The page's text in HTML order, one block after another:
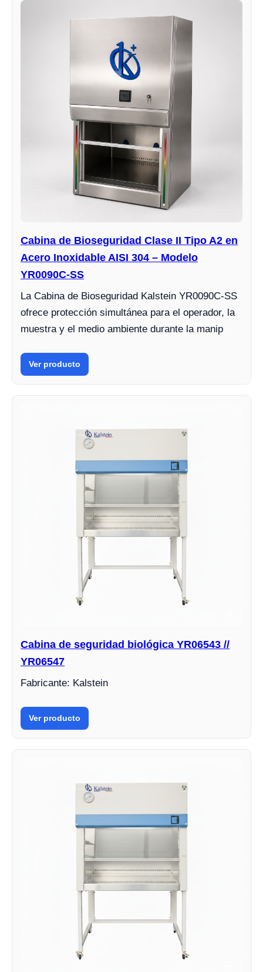
Cabina de Bioseguridad Clase II Tipo A2 en
Acero Inoxidable AISI 304 – Modelo
YR0090C-SS
La Cabina de Bioseguridad Kalstein YR0090C-SS
ofrece protección simultánea para el operador, la
muestra y el medio ambiente durante la manip
Ver producto
Cabina de seguridad biológica YR06543 //
YR06547
Fabricante: Kalstein
Ver producto